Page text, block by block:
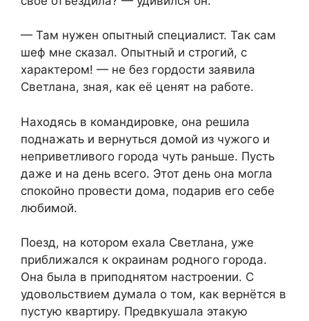
— Там нужен опытный специалист. Так сам
шеф мне сказал. Опытный и строгий, с
характером! — не без гордости заявила
Светлана, зная, как её ценят на работе.
Находясь в командировке, она решила
поднажать и вернуться домой из чужого и
неприветливого города чуть раньше. Пусть
даже и на день всего. Этот день она могла
спокойно провести дома, подарив его себе
любимой.
Поезд, на котором ехала Светлана, уже
приближался к окраинам родного города.
Она была в приподнятом настроении. С
удовольствием думала о том, как вернётся в
пустую квартиру. Предвкушала этакую